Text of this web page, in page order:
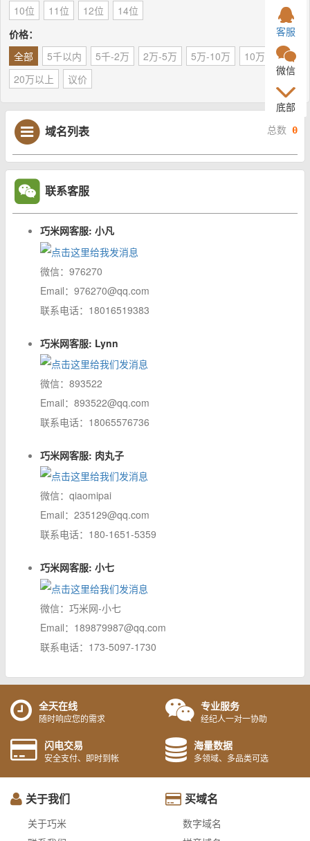
10位
11位 12位
14位
价格：
全部
5千以内 5千-2万 2万-5万 5万-10万
10万-20万
20万以上
议价
域名列表 总数0
联系客服
巧米网客服: 小凡
微信：976270
Email：976270@qq.com
联系电话：18016519383
巧米网客服: Lynn
微信：893522
Email：893522@qq.com
联系电话：18065576736
巧米网客服: 肉丸子
微信：qiaomipai
Email：235129@qq.com
联系电话：180-1651-5359
巧米网客服: 小七
微信：巧米网-小七
Email：189879987@qq.com
联系电话：173-5097-1730
全天在线
随时响应您的需求
专业服务
经纪人一对一协助
闪电交易
安全支付、即时到帐
海量数据
多领域、多品类可选
关于我们
关于巧米
买域名
数字域名
客服
微信
底部